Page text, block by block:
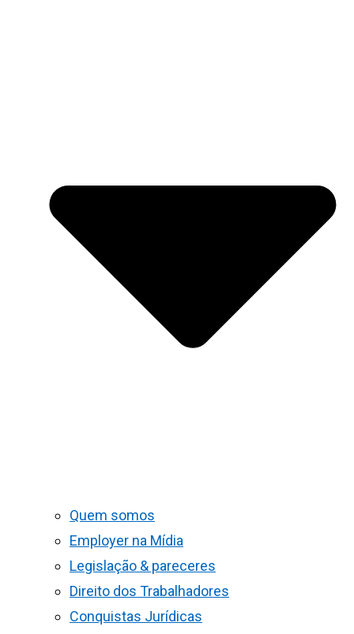
Quem somos
Employer na Mídia
Legislação & pareceres
Direito dos Trabalhadores
Conquistas Jurídicas